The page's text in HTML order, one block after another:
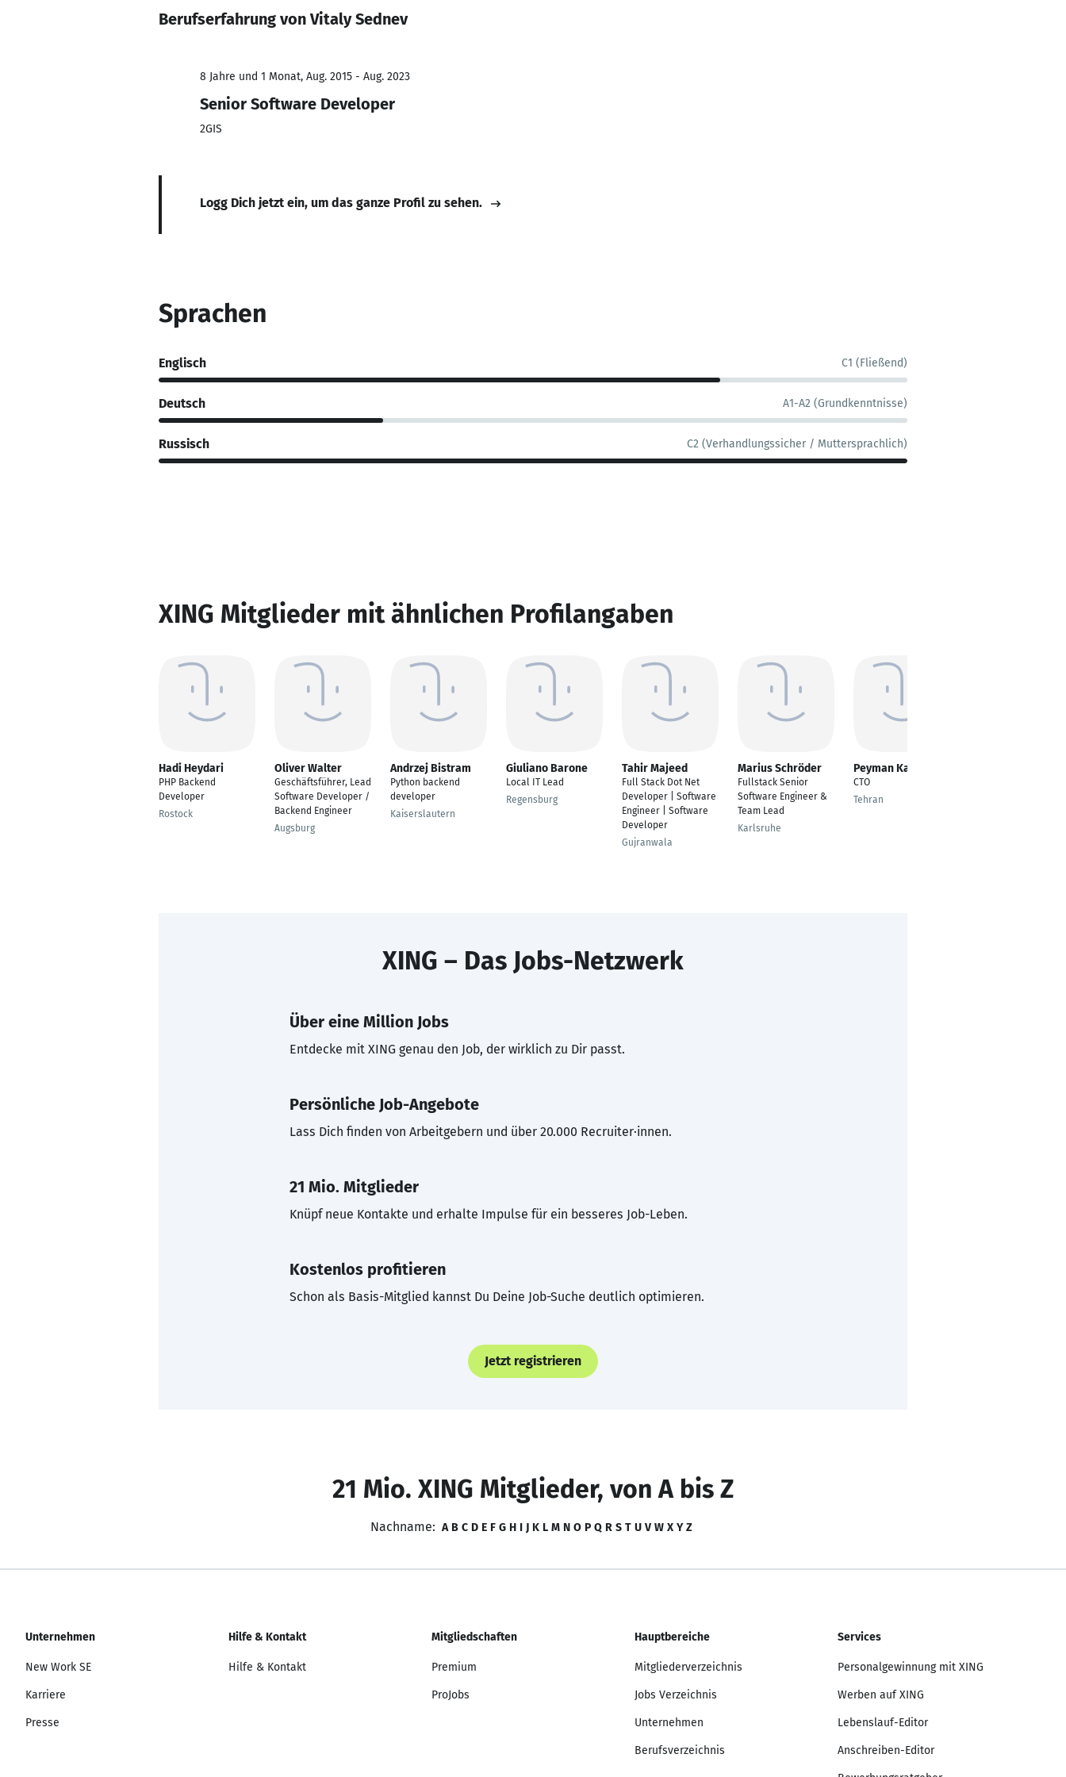
Berufserfahrung von Vitaly Sednev
8 Jahre und 1 Monat, Aug. 2015 - Aug. 2023
Senior Software Developer
2GIS
Logg Dich jetzt ein, um das ganze Profil zu sehen.
Sprachen
Englisch C1 (Fließend)
Deutsch A1-A2 (Grundkenntnisse)
Russisch C2 (Verhandlungssicher / Muttersprachlich)
XING Mitglieder mit ähnlichen Profilangaben
Hadi Heydari
PHP Backend
Developer
Rostock
Oliver Walter
Geschäftsführer, Lead
Software Developer /
Backend Engineer
Augsburg
Andrzej Bistram
Python backend
developer
Kaiserslautern
Giuliano Barone
Local IT Lead
Regensburg
Tahir Majeed
Full Stack Dot Net
Developer | Software
Engineer | Software
Developer
Gujranwala
Marius Schröder
Fullstack Senior
Software Engineer &
Team Lead
Karlsruhe
Peyman Karimi
CTO
Tehran
XING – Das Jobs-Netzwerk
Über eine Million Jobs
Entdecke mit XING genau den Job, der wirklich zu Dir passt.
Persönliche Job-Angebote
Lass Dich finden von Arbeitgebern und über 20.000 Recruiter·innen.
21 Mio. Mitglieder
Knüpf neue Kontakte und erhalte Impulse für ein besseres Job-Leben.
Kostenlos profitieren
Schon als Basis-Mitglied kannst Du Deine Job-Suche deutlich optimieren.
Jetzt registrieren
21 Mio. XING Mitglieder, von A bis Z
Nachname: A B C D E F G H I J K L M N O P Q R S T U V W X Y Z
Unternehmen
New Work SE
Karriere
Presse
Hilfe & Kontakt
Hilfe & Kontakt
Mitgliedschaften
Premium
ProJobs
Hauptbereiche
Mitgliederverzeichnis
Jobs Verzeichnis
Unternehmen
Berufsverzeichnis
Services
Personalgewinnung mit XING
Werben auf XING
Lebenslauf-Editor
Anschreiben-Editor